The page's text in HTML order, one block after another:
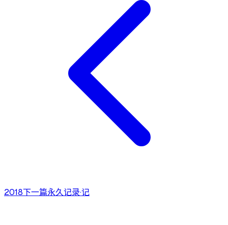
2018下一篇永久记录·记